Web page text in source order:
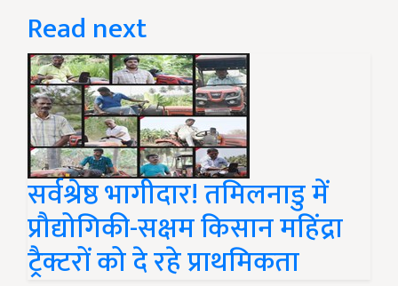
Read next
सर्वश्रेष्ठ भागीदार! तमिलनाडु में
प्रौद्योगिकी-सक्षम किसान महिंद्रा
ट्रैक्टरों को दे रहे प्राथमिकता